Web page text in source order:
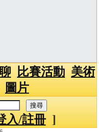
比賽活動 美術
圖片
入/註冊]